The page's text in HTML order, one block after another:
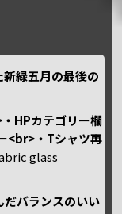
緑五月の最後の
HPカテゴリー欄
<br>・Tシャツ再
glass
バランスのいい